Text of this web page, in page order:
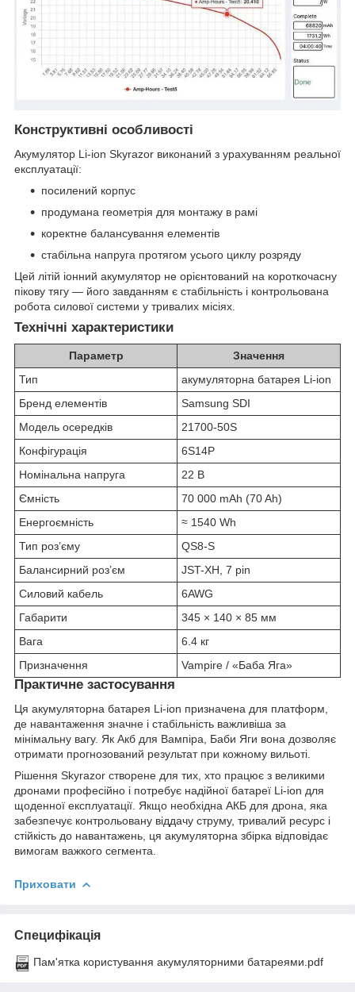
Конструктивні особливості
Акумулятор Li-ion Skyrazor виконаний з урахуванням реальної
експлуатації:
посилений корпус
продумана геометрія для монтажу в рамі
коректне балансування елементів
стабільна напруга протягом усього циклу розряду
Цей літій іонний акумулятор не орієнтований на короткочасну
пікову тягу — його завданням є стабільність і контрольована
робота силової системи у тривалих місіях.
Технічні характеристики
Параметр
Значення
Тип
акумуляторна батарея Li-ion
Бренд елементів
Samsung SDI
Модель осередків
21700-50S
Конфігурація
6S14P
Номінальна напруга
22 В
Ємність
70 000 mAh (70 Ah)
Енергоємність
≈ 1540 Wh
Тип роз’єму
QS8-S
Балансирний роз’єм
JST-XH, 7 pin
Силовий кабель
6AWG
Габарити
345 × 140 × 85 мм
Вага
6.4 кг
Призначення
Vampire / «Баба Яга»
Практичне застосування
Ця акумуляторна батарея Li-ion призначена для платформ,
де навантаження значне і стабільність важливіша за
мінімальну вагу. Як Акб для Вампіра, Баби Яги вона дозволяє
отримати прогнозований результат при кожному вильоті.
Рішення Skyrazor створене для тих, хто працює з великими
дронами професійно і потребує надійної батареї Li-ion для
щоденної експлуатації. Якщо необхідна АКБ для дрона, яка
забезпечує контрольовану віддачу струму, тривалий ресурс і
стійкість до навантажень, ця акумуляторна збірка відповідає
вимогам важкого сегмента.
Приховати
Специфікація
Пам'ятка користування акумуляторними батареями.pdf